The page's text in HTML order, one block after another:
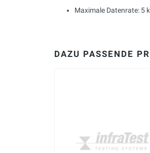
Maximale Datenrate: 5
DAZU PASSENDE